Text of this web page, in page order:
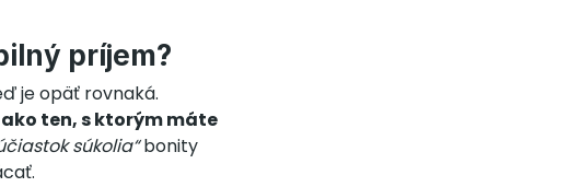
príjem?
je opäť rovnaká.
ten, s ktorým máte
súkolia“bonity